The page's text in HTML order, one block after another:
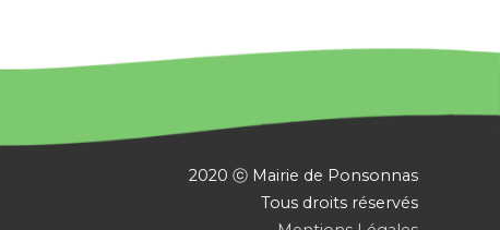
2020 ⓒ Mairie de Ponsonnas
Tous droits réservés